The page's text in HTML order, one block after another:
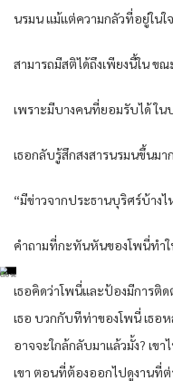
นรมน แม้แต่ความกลัวที่อยู่ในใ
สามารถมีสติได้ถึงเพียงนี้ใน ขณ
เพราะมีบางคนที่ยอมรับได้ ใ
เธอกลับรู้สึกสงสารนรมนขึ้นม
“มีข่าวจากประธานบุริศร์บ้างไ
คำถามที่กะทันหันของโพนี่ทำ
เธอคิดว่าโพนี่และป้องมีการติ
เธอ บวกกับทีท่าของโพนี่ เธอห
อาจจะใกล้กลับมาแล้วมั้ง? เข
เขา ตอนที่ต้องออกไปดูงานที่ต่